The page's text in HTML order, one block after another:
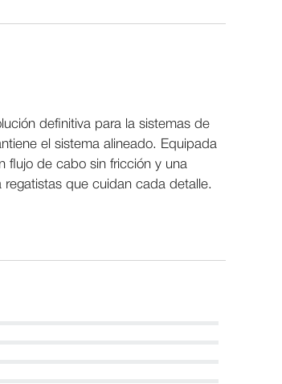
definitiva para la sistemas de
el sistema alineado. Equipada
flujo de cabo sin fricción y una
regatistas que cuidan cada detalle.